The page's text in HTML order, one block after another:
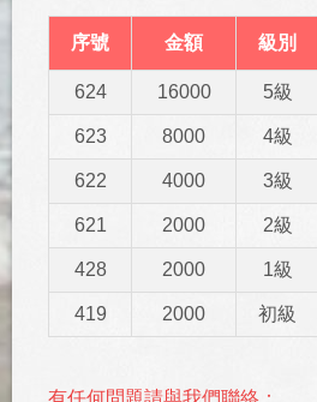
序號 金額 級別
624 16000 5級
623 8000 4級
622 4000 3級
621 2000 2級
428 2000 1級
419 2000 初級
有任何問題請與我們聯絡：